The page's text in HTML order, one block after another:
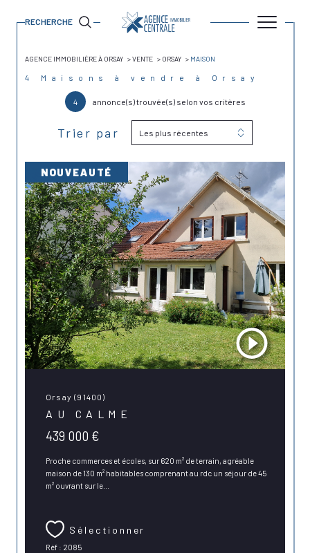
RECHERCHE
AGENCE IMMOBILIÈRE À ORSAY VENTE ORSAY MAISON
4 Maisons à vendre à Orsay
4 annonce(s) trouvée(s) selon vos critères
Trier par Les plus récentes
Orsay (91400)
AU CALME
439 000 €
Proche commerces et écoles, sur 620 m² de terrain, agréable
maison de 130 m² habitables comprenant au rdc un séjour de 45
m² ouvrant sur le...
Sélectionner
Réf : 2085
NOUVEAUTÉ